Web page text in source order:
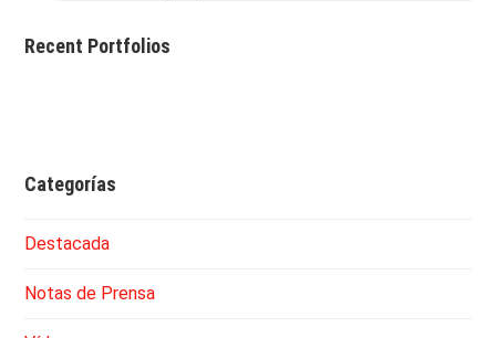
Recent Portfolios
Categorías
Destacada
Notas de Prensa